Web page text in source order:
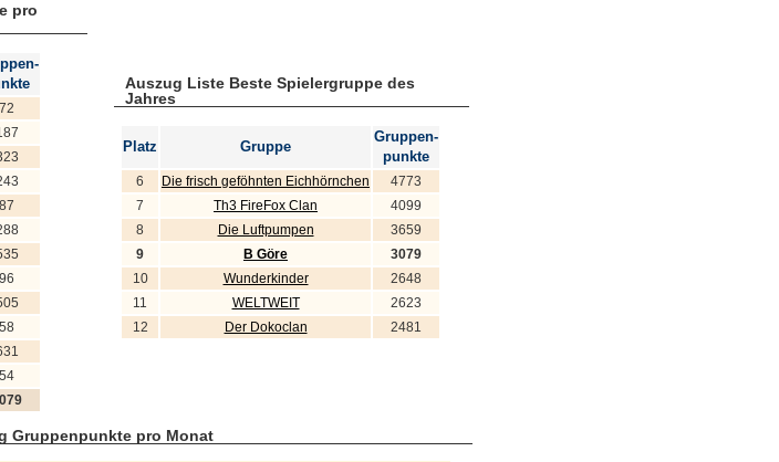
pro
72
87
96
58
54
Auszug Liste Beste Spielergruppe des
Jahres
Platz Gruppe
Gruppen-
punkte
6 Die frisch geföhnten Eichhörnchen
4773
7
Th3 FireFox Clan
4099
8
Die Luftpumpen
3659
9
B Göre
3079
10
Wunderkinder
2648
11
WELTWEIT
2623
12
Der Dokoclan 2481
Gruppenpunkte pro Monat